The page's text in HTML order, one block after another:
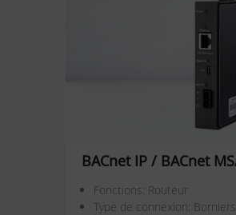
BACnet IP / BACnet
Fonctions: Routeur
Type de connexion: